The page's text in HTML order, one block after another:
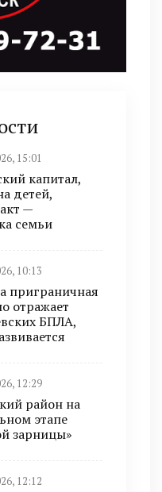
15:01
капитал,
детей,
—
семьи
10:13
приграничная
отражает
БПЛА,
12:29
район на
этапе
зарницы»
12:12